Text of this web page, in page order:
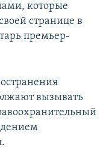
которые
странице в
премьер-
вызывать